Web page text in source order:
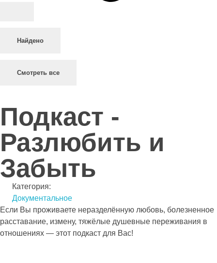
Найдено
Смотреть все
Подкаст -
Разлюбить и
Забыть
Категория:
Документальное
Если Вы проживаете неразделённую любовь, болезненное
расставание, измену, тяжёлые душевные переживания в
отношениях — этот подкаст для Вас!